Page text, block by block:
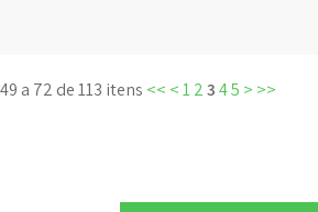
49 a 72 de 113 itens << <12345 > >>